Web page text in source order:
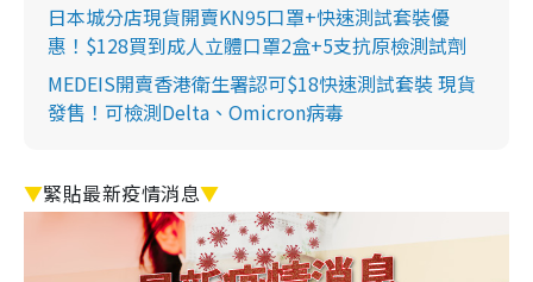
日本城分店現貨開賣KN95口罩+快速測試套裝優
惠！$128買到成人立體口罩2盒+5支抗原檢測試劑
MEDEIS開賣香港衛生署認可$18快速測試套裝 現貨
發售！可檢測Delta、Omicron病毒
▼緊貼最新疫情消息▼